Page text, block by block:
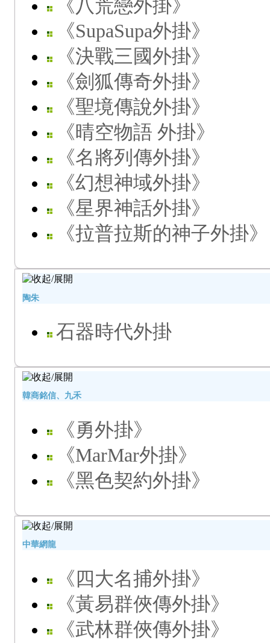
《八荒戀外掛》
《SupaSupa外掛》
《決戰三國外掛》
《劍狐傳奇外掛》
《聖境傳說外掛》
《晴空物語 外掛》
《名將列傳外掛》
《幻想神域外掛》
《星界神話外掛》
《拉普拉斯的神子外掛》
陶朱
石器時代外掛
韓商銘信、九禾
《勇外掛》
《MarMar外掛》
《黑色契約外掛》
中華網龍
《四大名捕外掛》
《黃易群俠傳外掛》
《武林群俠傳外掛》